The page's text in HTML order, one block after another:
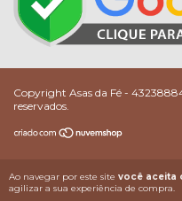
Ao navegar por este site você aceita
agilizar a sua experiência de compra.
Copyright Asas da Fé -
reservados.